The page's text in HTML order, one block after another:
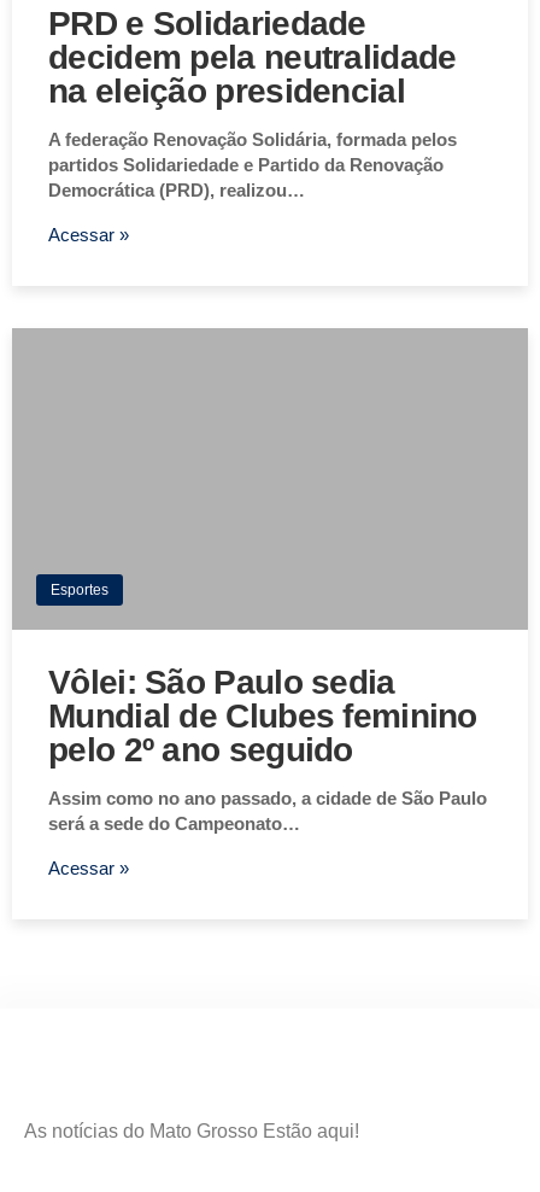
PRD e Solidariedade
decidem pela neutralidade
na eleição presidencial
A federação Renovação Solidária, formada pelos
partidos Solidariedade e Partido da Renovação
Democrática (PRD), realizou…
Acessar »
Esportes
Vôlei: São Paulo sedia
Mundial de Clubes feminino
pelo 2º ano seguido
Assim como no ano passado, a cidade de São Paulo
será a sede do Campeonato…
Acessar »
As notícias do Mato Grosso Estão aqui!